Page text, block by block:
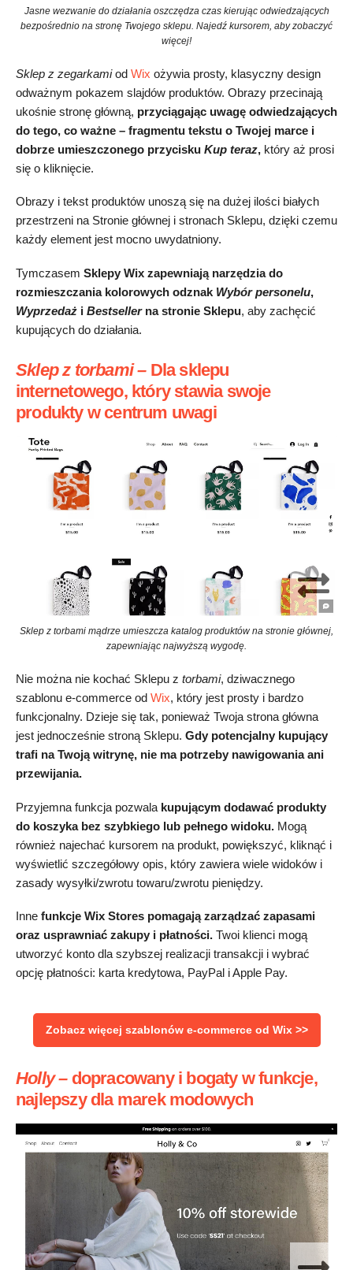
Jasne wezwanie do działania oszczędza czas kierując odwiedzających
bezpośrednio na stronę Twojego sklepu. Najedź kursorem, aby zobaczyć
więcej!
Sklep z zegarkamiod Wix ożywia prosty, klasyczny design
odważnym pokazem slajdów produktów. Obrazy przecinają
ukośnie stronę główną, przyciągając uwagę odwiedzających
do tego, co ważne – fragmentu tekstu o Twojej marce i
dobrze umieszczonego przycisku Kup teraz, który aż prosi
się o kliknięcie.
Obrazy i tekst produktów unoszą się na dużej ilości białych
przestrzeni na Stronie głównej i stronach Sklepu, dzięki czemu
każdy element jest mocno uwydatniony.
Tymczasem Sklepy Wix zapewniają narzędzia do
rozmieszczania kolorowych odznak Wybór personelu,
Wyprzedaż i Bestseller na stronie Sklepu, aby zachęcić
kupujących do działania.
Sklep z torbami – Dla sklepu
internetowego, który stawia swoje
produkty w centrum uwagi
Sklep z torbami mądrze umieszcza katalog produktów na stronie głównej,
zapewniając najwyższą wygodę.
Nie można nie kochać Sklepu z torbami, dziwacznego
szablonu e-commerce od Wix, który jest prosty i bardzo
funkcjonalny. Dzieje się tak, ponieważ Twoja strona główna
jest jednocześnie stroną Sklepu. Gdy potencjalny kupujący
trafi na Twoją witrynę, nie ma potrzeby nawigowania ani
przewijania.
Przyjemna funkcja pozwala kupującym dodawać produkty
do koszyka bez szybkiego lub pełnego widoku. Mogą
również najechać kursorem na produkt, powiększyć, kliknąć i
wyświetlić szczegółowy opis, który zawiera wiele widoków i
zasady wysyłki/zwrotu towaru/zwrotu pieniędzy.
Inne funkcje Wix Stores pomagają zarządzać zapasami
oraz usprawniać zakupy i płatności. Twoi klienci mogą
utworzyć konto dla szybszej realizacji transakcji i wybrać
opcję płatności: karta kredytowa, PayPal i Apple Pay.
Zobacz więcej szablonów e-commerce od Wix >>
Holly– dopracowany i bogaty w funkcje,
najlepszy dla marek modowych